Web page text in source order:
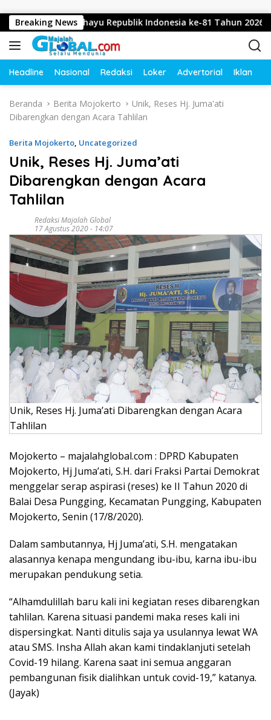
Breaking News
Dirgahayu Republik Indonesia ke-81 Tahun 2026
Headline Nasional Redaksi Loker Advertorial Iklan
Beranda Berita Mojokerto
Unik, Reses Hj. Juma'ati
Dibarengkan dengan Acara Tahlilan
Berita Mojokerto, Uncategorized
Unik, Reses Hj. Juma’ati
Dibarengkan dengan Acara
Tahlilan
Redaksi Majalah Global
17 Agustus 2020 - 14:07
Unik, Reses Hj. Juma’ati Dibarengkan dengan Acara
Tahlilan
Mojokerto – majalahglobal.com : DPRD Kabupaten
Mojokerto, Hj Juma’ati, S.H. dari Fraksi Partai Demokrat
menggelar serap aspirasi (reses) ke II Tahun 2020 di
Balai Desa Pungging, Kecamatan Pungging, Kabupaten
Mojokerto, Senin (17/8/2020).
Dalam sambutannya, Hj Juma’ati, S.H. mengatakan
alasannya kenapa mengundang ibu-ibu, karna ibu-ibu
merupakan pendukung setia.
“Alhamdulillah baru kali ini kegiatan reses dibarengkan
tahlilan. Karena situasi pandemi maka reses kali ini
dispersingkat. Nanti ditulis saja ya usulannya lewat WA
atau SMS. Insha Allah akan kami tindaklanjuti setelah
Covid-19 hilang. Karena saat ini semua anggaran
pembangunan fisik dialihkan untuk covid-19,” katanya.
(Jayak)